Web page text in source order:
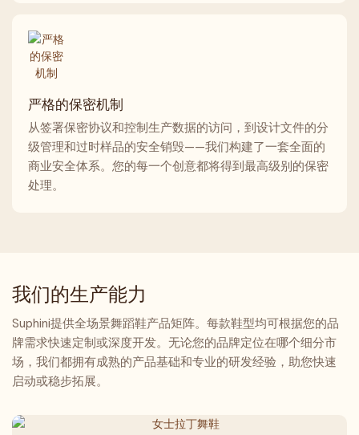
严格的保密机制
从签署保密协议和控制生产数据的访问，到设计文件的分
级管理和过时样品的安全销毁——我们构建了一套全面的
商业安全体系。您的每一个创意都将得到最高级别的保密
处理。
我们的生产能力
Suphini提供全场景舞蹈鞋产品矩阵。每款鞋型均可根据您的品
牌需求快速定制或深度开发。无论您的品牌定位在哪个细分市
场，我们都拥有成熟的产品基础和专业的研发经验，助您快速
启动或稳步拓展。